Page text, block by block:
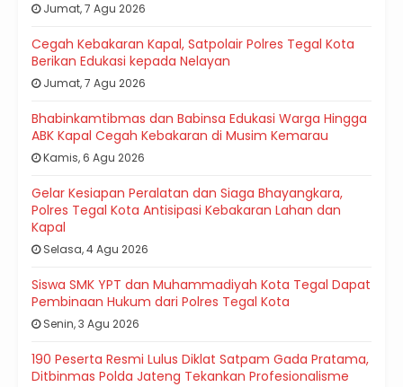
Jumat, 7 Agu 2026
Cegah Kebakaran Kapal, Satpolair Polres Tegal Kota
Berikan Edukasi kepada Nelayan
Jumat, 7 Agu 2026
Bhabinkamtibmas dan Babinsa Edukasi Warga Hingga
ABK Kapal Cegah Kebakaran di Musim Kemarau
Kamis, 6 Agu 2026
Gelar Kesiapan Peralatan dan Siaga Bhayangkara,
Polres Tegal Kota Antisipasi Kebakaran Lahan dan
Kapal
Selasa, 4 Agu 2026
Siswa SMK YPT dan Muhammadiyah Kota Tegal Dapat
Pembinaan Hukum dari Polres Tegal Kota
Senin, 3 Agu 2026
190 Peserta Resmi Lulus Diklat Satpam Gada Pratama,
Ditbinmas Polda Jateng Tekankan Profesionalisme